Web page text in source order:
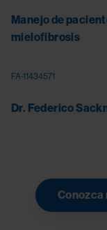
Manejo de
mielofibrosis
FA-11434571
Dr. Federico
Conozca